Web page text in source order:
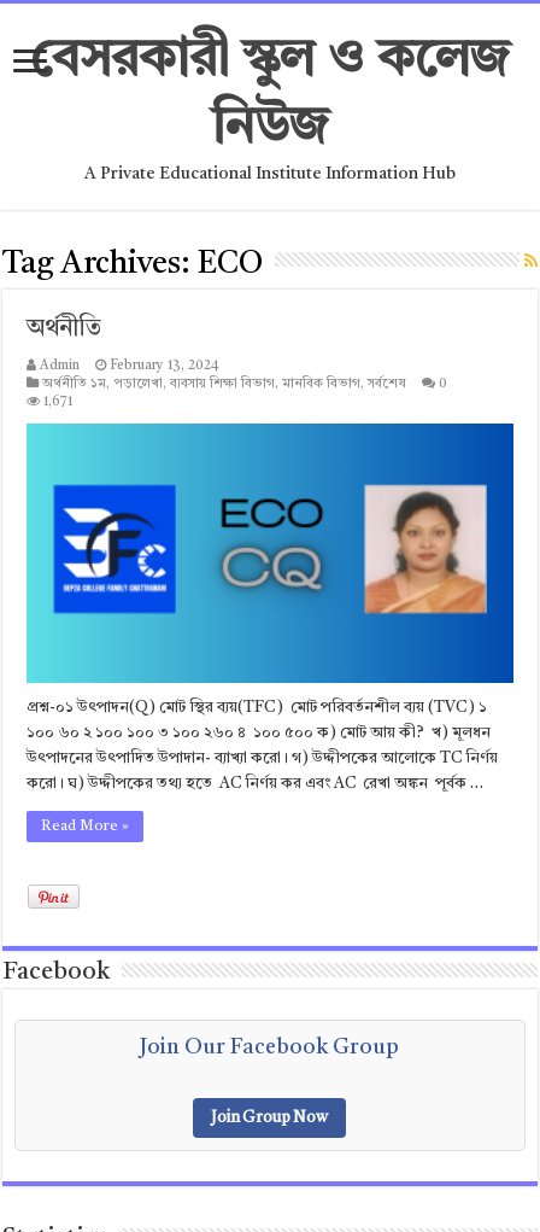
বেসরকারী স্কুল ও কলেজ
নিউজ
A Private Educational Institute Information Hub
Tag Archives:ECO
অর্থনীতি
Admin
February 13, 2024
অর্থনীতি ১ম,পড়ালেখা ,ব্যবসায় শিক্ষা বিভাগ,মানবিক বিভাগ,সর্বশেষ
0
1,671
প্রশ্ন-০১ উৎপাদন(Q) মোট স্থির ব্যয়(TFC) মোট পরিবর্তনশীল ব্যয় (TVC) ১
১০০ ৬০ ২ ১০০ ১০০ ৩ ১০০ ২৬০ ৪ ১০০ ৫০০ ক) মোট আয় কী? খ) মূলধন
উৎপাদনের উৎপাদিত উপাদান- ব্যাখ্যা করো। গ) উদ্দীপকের আলোকে TC নির্ণয়
করো। ঘ) উদ্দীপকের তথ্য হতে AC নির্ণয় কর এবং AC রেখা অঙ্কন পূর্বক …
Read More »
Facebook
Join Our Facebook Group
Join Group Now